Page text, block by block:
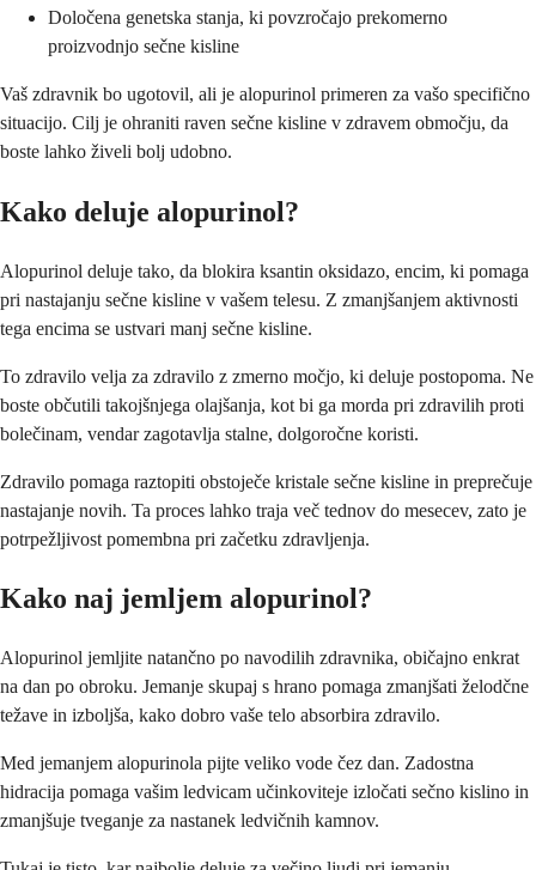
Določena genetska stanja, ki povzročajo prekomerno
proizvodnjo sečne kisline
Vaš zdravnik bo ugotovil, ali je alopurinol primeren za vašo specifično
situacijo. Cilj je ohraniti raven sečne kisline v zdravem območju, da
boste lahko živeli bolj udobno.
Kako deluje alopurinol?
Alopurinol deluje tako, da blokira ksantin oksidazo, encim, ki pomaga
pri nastajanju sečne kisline v vašem telesu. Z zmanjšanjem aktivnosti
tega encima se ustvari manj sečne kisline.
To zdravilo velja za zdravilo z zmerno močjo, ki deluje postopoma. Ne
boste občutili takojšnjega olajšanja, kot bi ga morda pri zdravilih proti
bolečinam, vendar zagotavlja stalne, dolgoročne koristi.
Zdravilo pomaga raztopiti obstoječe kristale sečne kisline in preprečuje
nastajanje novih. Ta proces lahko traja več tednov do mesecev, zato je
potrpežljivost pomembna pri začetku zdravljenja.
Kako naj jemljem alopurinol?
Alopurinol jemljite natančno po navodilih zdravnika, običajno enkrat
na dan po obroku. Jemanje skupaj s hrano pomaga zmanjšati želodčne
težave in izboljša, kako dobro vaše telo absorbira zdravilo.
Med jemanjem alopurinola pijte veliko vode čez dan. Zadostna
hidracija pomaga vašim ledvicam učinkoviteje izločati sečno kislino in
zmanjšuje tveganje za nastanek ledvičnih kamnov.